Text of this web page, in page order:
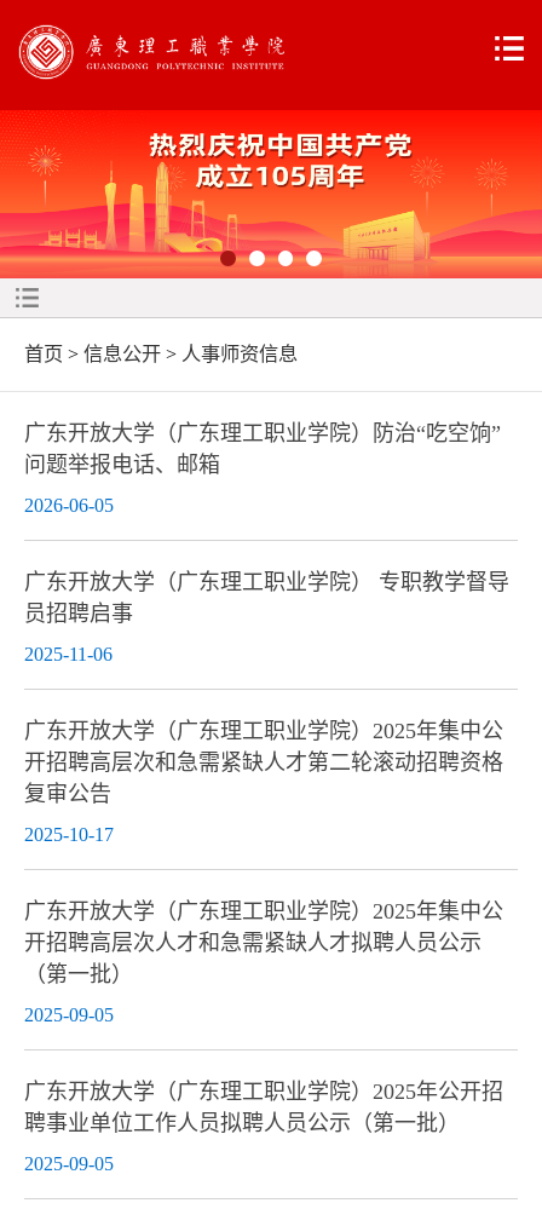
首页 > 信息公开 > 人事师资信息
广东开放大学（广东理工职业学院）防治“吃空饷”
问题举报电话、邮箱
2026-06-05
广东开放大学（广东理工职业学院） 专职教学督导
员招聘启事
2025-11-06
广东开放大学（广东理工职业学院）2025年集中公
开招聘高层次和急需紧缺人才第二轮滚动招聘资格
复审公告
2025-10-17
广东开放大学（广东理工职业学院）2025年集中公
开招聘高层次人才和急需紧缺人才拟聘人员公示
（第一批）
2025-09-05
广东开放大学（广东理工职业学院）2025年公开招
聘事业单位工作人员拟聘人员公示（第一批）
2025-09-05